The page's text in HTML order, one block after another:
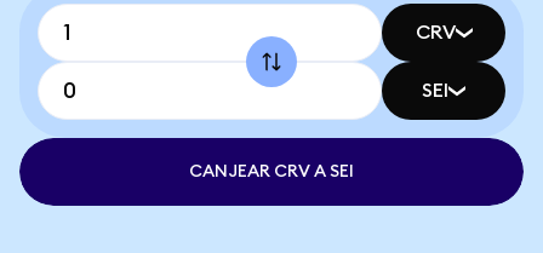
CRV
SEI
CANJEAR CRV A SEI